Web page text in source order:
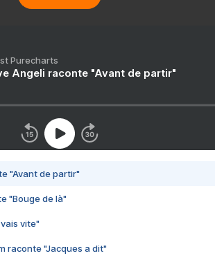
Purecharts
Angeli raconte "Avant de partir"
"Avant de partir"
"Bouge de là"
vite"
raconte "Jacques a dit"